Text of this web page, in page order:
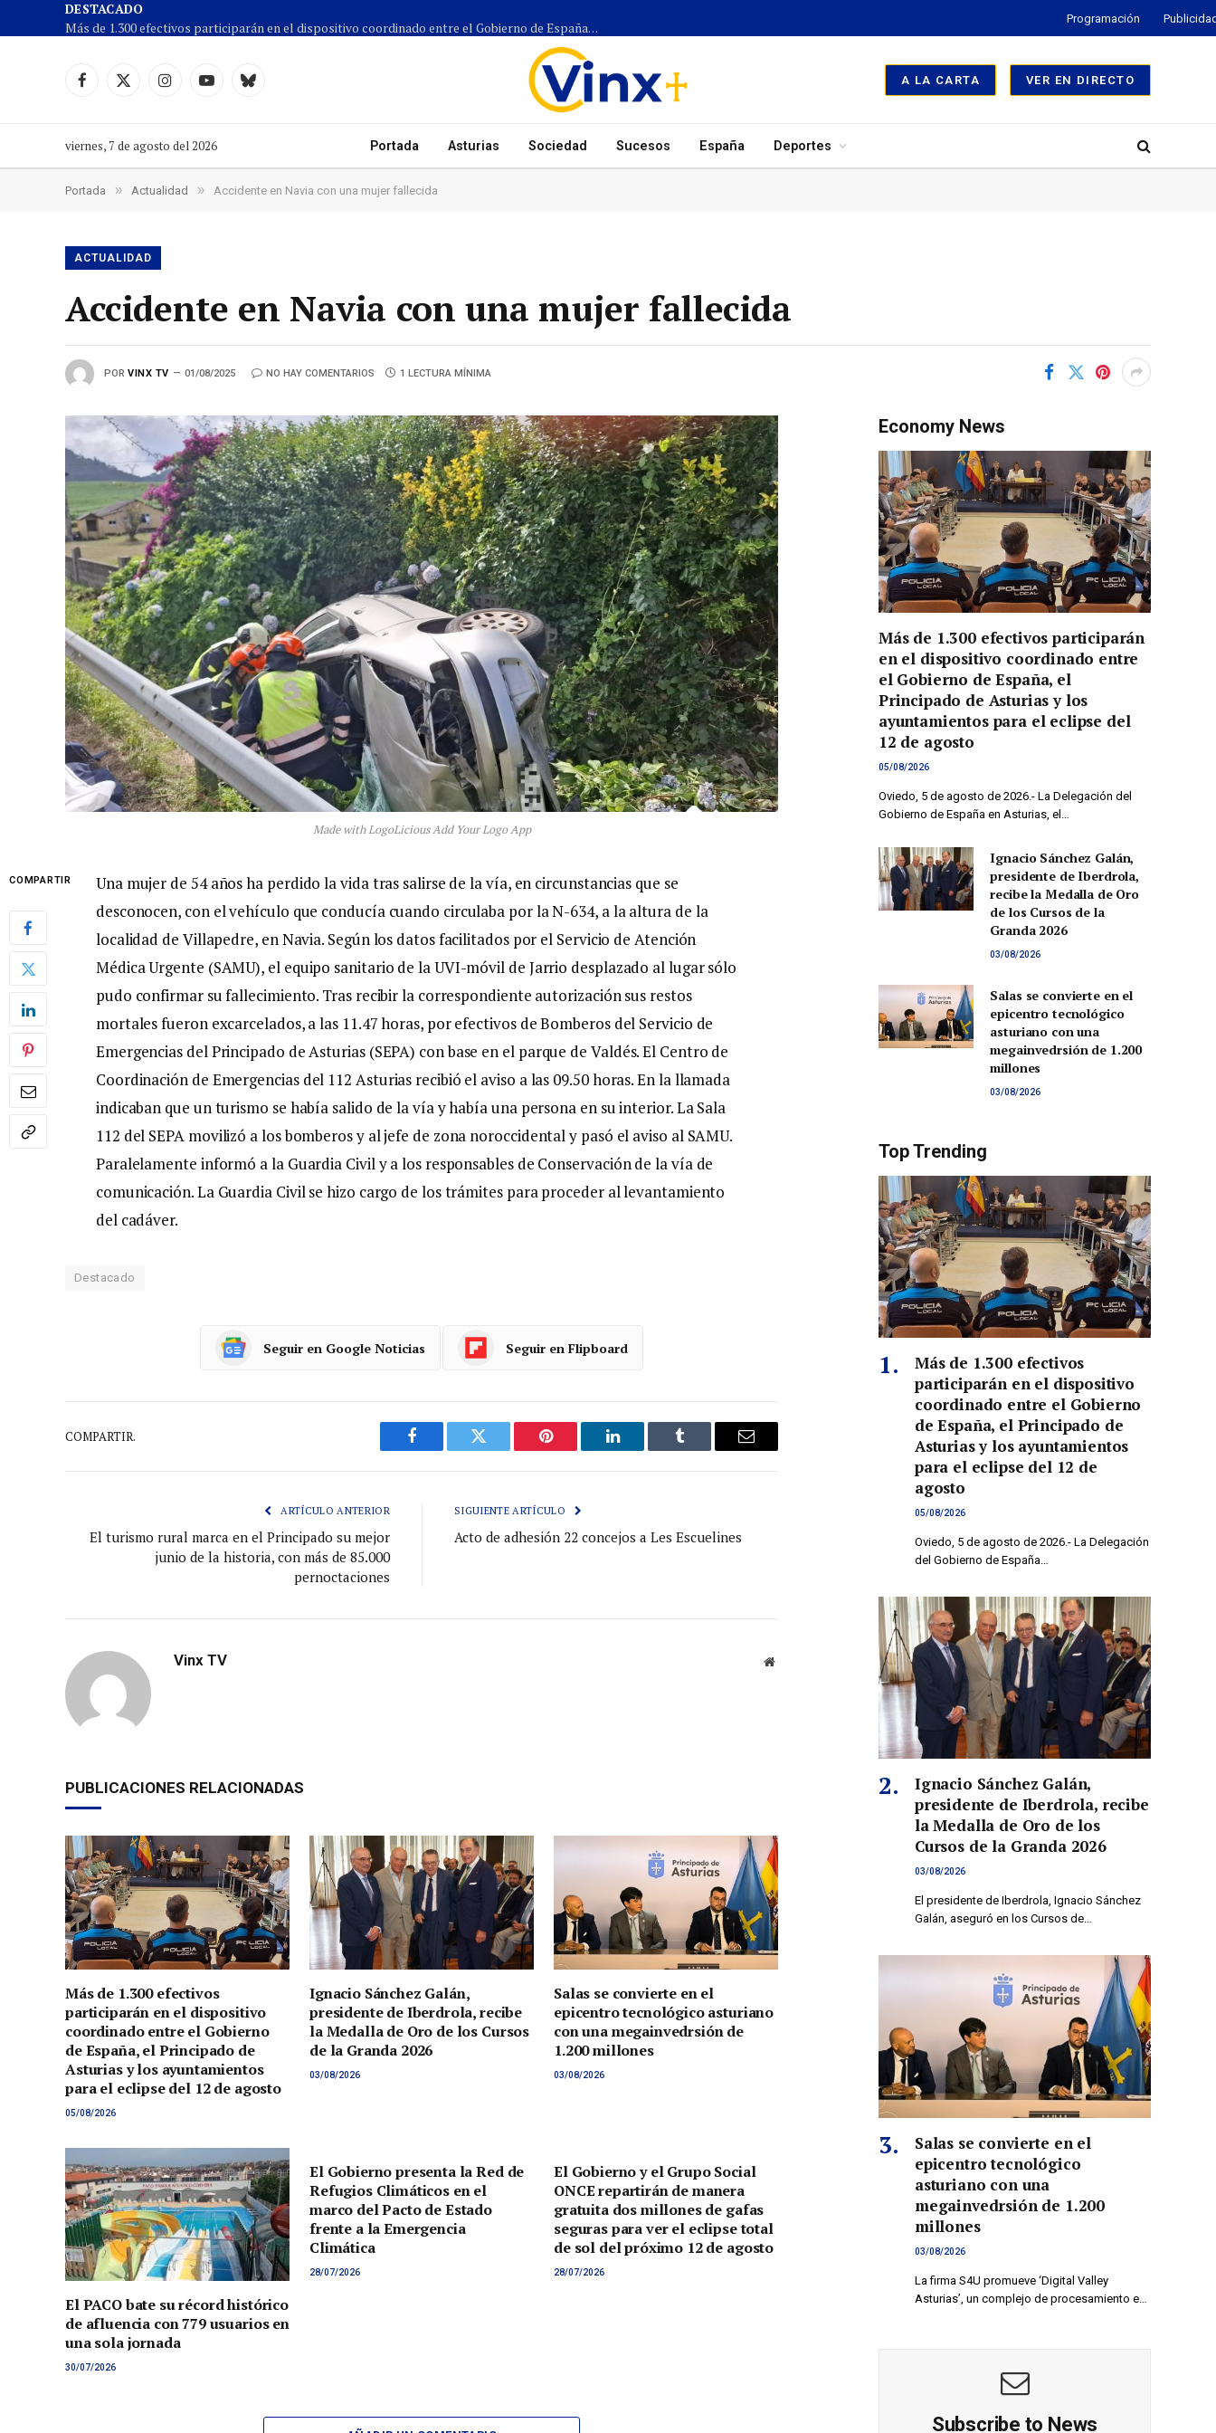
DESTACADO
Más de 1.300 efectivos participarán en el dispositivo coordinado entre el Gobierno de España, el Principado de Asturias y los ayuntamientos para el eclipse del 12 de agosto
Programación
Facebook
X
InstagramYouTubeCielo
A LA CARTA VER EN DIRECTO
viernes, 7 de agosto del 2026 Portada Asturias Sociedad Sucesos España Deportes
Portada » Actualidad » Accidente en Navia con una mujer fallecida
ACTUALIDAD
Accidente en Navia con una mujer fallecida
POR VINX TV 01/08/2025 NO HAY COMENTARIOS 1 LECTURA MÍNIMA
Made with LogoLicious Add Your Logo App
COMPARTIR
Una mujer de 54 años ha perdido la vida tras salirse de la vía, en circunstancias que se
desconocen, con el vehículo que conducía cuando circulaba por la N-634, a la altura de la
localidad de Villapedre, en Navia. Según los datos facilitados por el Servicio de Atención
Médica Urgente (SAMU), el equipo sanitario de la UVI-móvil de Jarrio desplazado al lugar sólo
pudo confirmar su fallecimiento. Tras recibir la correspondiente autorización sus restos
mortales fueron excarcelados, a las 11.47 horas, por efectivos de Bomberos del Servicio de
Emergencias del Principado de Asturias (SEPA) con base en el parque de Valdés. El Centro de
Coordinación de Emergencias del 112 Asturias recibió el aviso a las 09.50 horas. En la llamada
indicaban que un turismo se había salido de la vía y había una persona en su interior. La Sala
112 del SEPA movilizó a los bomberos y al jefe de zona noroccidental y pasó el aviso al SAMU.
Paralelamente informó a la Guardia Civil y a los responsables de Conservación de la vía de
comunicación. La Guardia Civil se hizo cargo de los trámites para proceder al levantamiento
del cadáver.
Destacado
Seguir en Google Noticias Seguir en Flipboard
COMPARTIR.
Facebook Gorjeo Pinterest LinkedIn Tumblr
Correo
ARTÍCULO ANTERIOR
El turismo rural marca en el Principado su mejor
junio de la historia, con más de 85.000
pernoctaciones
SIGUIENTE ARTÍCULO
Acto de adhesión 22 concejos a Les Escuelines
Vinx TV
Sitio
PUBLICACIONES RELACIONADAS
Más de 1.300 efectivos
participarán en el dispositivo
coordinado entre el Gobierno
de España, el Principado de
Asturias y los ayuntamientos
para el eclipse del 12 de agosto
05/08/2026
Ignacio Sánchez Galán,
presidente de Iberdrola, recibe
la Medalla de Oro de los Cursos
de la Granda 2026
03/08/2026
Salas se convierte en el
epicentro tecnológico asturiano
con una megainvedrsión de
1.200 millones
03/08/2026
El PACO bate su récord histórico
de afluencia con 779 usuarios en
una sola jornada
30/07/2026
El Gobierno presenta la Red de
Refugios Climáticos en el
marco del Pacto de Estado
frente a la Emergencia
Climática
28/07/2026
El Gobierno y el Grupo Social
ONCE repartirán de manera
gratuita dos millones de gafas
seguras para ver el eclipse total
de sol del próximo 12 de agosto
28/07/2026
Economy News
Más de 1.300 efectivos participarán
en el dispositivo coordinado entre
el Gobierno de España, el
Principado de Asturias y los
ayuntamientos para el eclipse del
12 de agosto
05/08/2026
Oviedo, 5 de agosto de 2026.- La Delegación del
Gobierno de España en Asturias, el…
Ignacio Sánchez Galán,
presidente de Iberdrola,
recibe la Medalla de Oro
de los Cursos de la
Granda 2026
03/08/2026
Salas se convierte en el
epicentro tecnológico
asturiano con una
megainvedrsión de 1.200
millones
03/08/2026
Top Trending
Más de 1.300 efectivos
participarán en el dispositivo
coordinado entre el Gobierno
de España, el Principado de
Asturias y los ayuntamientos
para el eclipse del 12 de
agosto
05/08/2026
Oviedo, 5 de agosto de 2026.- La Delegación
del Gobierno de España…
Ignacio Sánchez Galán,
presidente de Iberdrola, recibe
la Medalla de Oro de los
Cursos de la Granda 2026
03/08/2026
El presidente de Iberdrola, Ignacio Sánchez
Galán, aseguró en los Cursos de…
Salas se convierte en el
epicentro tecnológico
asturiano con una
megainvedrsión de 1.200
millones
03/08/2026
La firma S4U promueve ‘Digital Valley
Asturias’, un complejo de procesamiento e…
Subscribe to News